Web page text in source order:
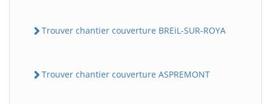
Trouver chantier couverture BREiL-SUR-ROYA
Trouver chantier couverture ASPREMONT